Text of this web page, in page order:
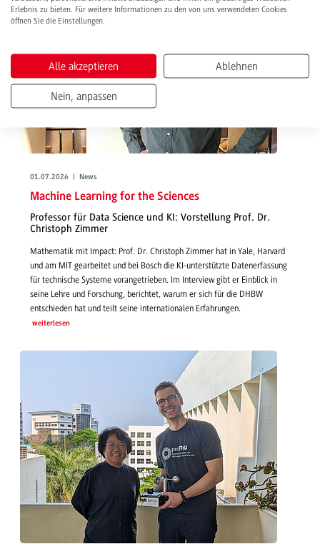
01.07.2026 | News
Machine Learning for the Sciences
Professor für Data Science und KI: Vorstellung Prof. Dr.
Christoph Zimmer
Mathematik mit Impact: Prof. Dr. Christoph Zimmer hat in Yale, Harvard
und am MIT gearbeitet und bei Bosch die KI-unterstützte Datenerfassung
für technische Systeme vorangetrieben. Im Interview gibt er Einblick in
seine Lehre und Forschung, berichtet, warum er sich für die DHBW
entschieden hat und teilt seine internationalen Erfahrungen.
weiterlesen
Erlebnis zu bieten. Für weitere Informationen zu den von uns verwendeten Cookies
öffnen Sie die Einstellungen.
Alle akzeptieren Ablehnen
Nein, anpassen